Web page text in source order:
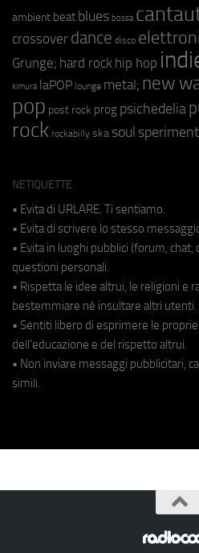
ambient beat blues bossa
crossover dance disco
Grunge; hard rock hip hop
kimura laPOP lounge metal; new
pop post rock prog psichedelia
rock rockabilly ska soul
NETIQUETTE
• Evita di URLARE. Ti sentiamo.
• Evita di scrivere lo stesso
• Evita in luoghi pubblici (forum,
questioni personali.
• Rispetta le idee altrui, le religioni e
bestemmiare né insultare altri utenti.
• Sentiti libero di esprimere le
dell'educazione e del rispetto altrui.
• Non inviare messaggi pubblicitari,
simili.